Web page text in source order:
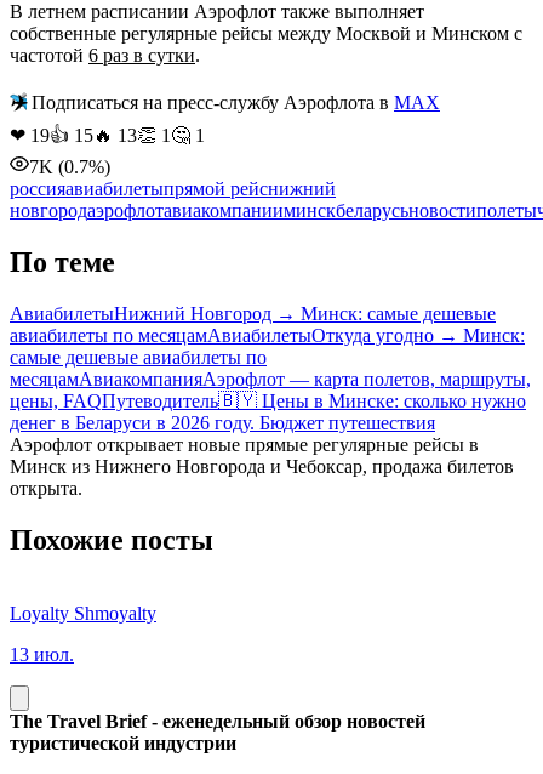
В летнем расписании Аэрофлот также выполняет
собственные регулярные рейсы между Москвой и Минском с
частотой 6 раз в сутки.
✈️Подписаться на пресс-службу Аэрофлота в MAX
❤ 19👍 15🔥 13👏 1 🤔 1
7K (0.7%)
россияавиабилетыпрямой рейснижний
новгородаэрофлотавиакомпанииминскбеларусьновостиполеты
По теме
АвиабилетыНижний Новгород → Минск: самые дешевые
авиабилеты по месяцамАвиабилетыОткуда угодно → Минск:
самые дешевые авиабилеты по
месяцамАвиакомпанияАэрофлот — карта полетов, маршруты,
цены, FAQПутеводитель🇧🇾 Цены в Минске: сколько нужно
денег в Беларуси в 2026 году. Бюджет путешествия
Аэрофлот открывает новые прямые регулярные рейсы в
Минск из Нижнего Новгорода и Чебоксар, продажа билетов
открыта.
Похожие посты
Loyalty Shmoyalty
13 июл.
The Travel Brief - еженедельный обзор новостей
туристической индустрии